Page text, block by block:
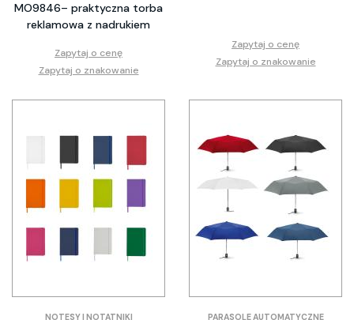
MO9846– praktyczna torba
reklamowa z nadrukiem
Zapytaj o cenę
Zapytaj o znakowanie
Zapytaj o cenę
Zapytaj o znakowanie
NOTESY I NOTATNIKI PARASOLE AUTOMATYCZNE